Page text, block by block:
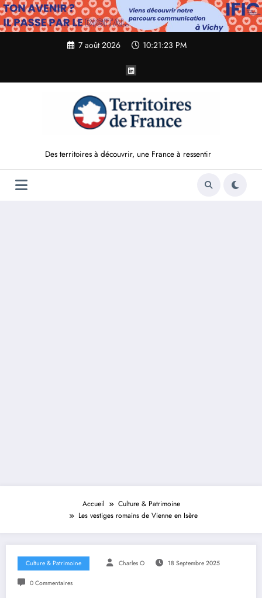
Aller
au
contenu
7 août 2026 10:21:24 PM
Des territoires à découvrir, une France à ressentir
Accueil
Culture & Patrimoine
Les vestiges romains de Vienne en Isère
Culture & Patrimoine Charles O 18 Septembre 2025
0 Commentaires